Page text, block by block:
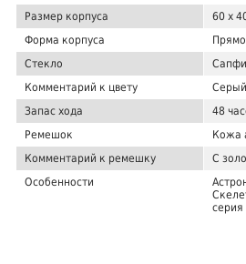
Размер корпуса
60 x
Форма корпуса
Стекло
Комментарий к цвету
Серый
Запас хода
48
Ремешок
Кожа
Комментарий к ремешку
С
Особенности
серия